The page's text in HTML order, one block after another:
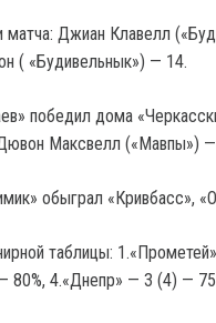
матча: Джиан Клавелл
( «Будивельнык») — 14.
победил дома
Максвелл («Мавпы»)
обыграл «Кривбасс»,
таблицы:
80%, 4.«Днепр» — 3 (4) —